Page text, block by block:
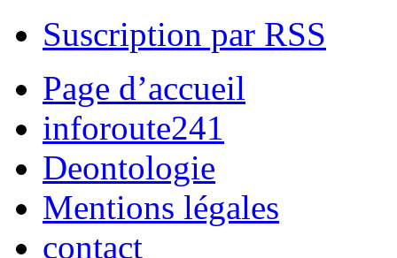
Suscription par RSS
Page d’accueil
inforoute241
Deontologie
Mentions légales
contact